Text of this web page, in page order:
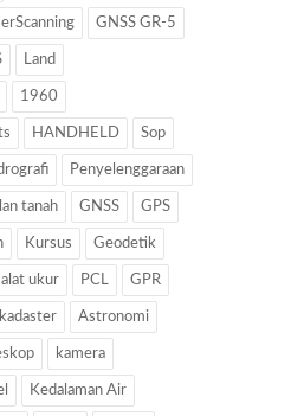
GNSS GR-5
Land
1960
HANDHELD Sop
Penyelenggaraan
tanah GNSS GPS
Kursus Geodetik
alat ukur PCL GPR
kadaster Astronomi
kamera
Kedalaman Air